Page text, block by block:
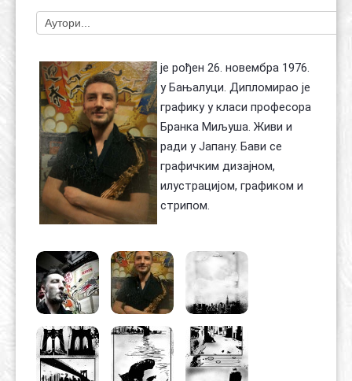
је рођен 26. новембра 1976.
у Бањалуци. Дипломирао је
графику у класи професора
Бранка Миљуша. Живи и
ради у Јапану. Бави се
графичким дизајном,
илустрацијом, графиком и
стрипом.